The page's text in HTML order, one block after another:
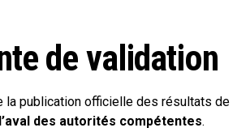
de validation
la publication officielle des résultats de
l’aval des autorités compétentes.